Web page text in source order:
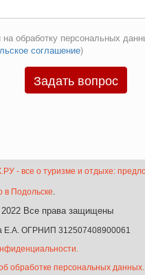
в Подольске.
Все права защищены
Е.А. ОГРНИП 312507408900061
обработке персональных данных.